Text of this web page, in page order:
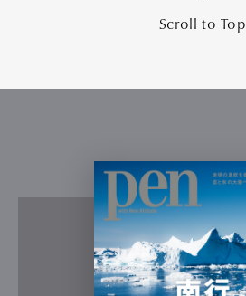
Scroll to Top